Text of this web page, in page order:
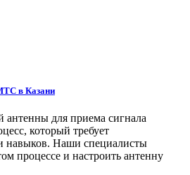
в Казани
антенны для приема сигнала
который требует
навыков. Наши специалисты
процессе и настроить антенну